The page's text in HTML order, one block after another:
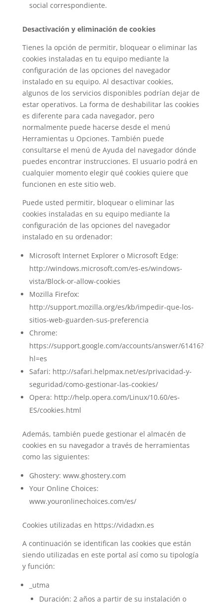
social correspondiente.
Desactivación y eliminación de cookies
Tienes la opción de permitir, bloquear o eliminar las
cookies instaladas en tu equipo mediante la
configuración de las opciones del navegador
instalado en su equipo. Al desactivar cookies,
algunos de los servicios disponibles podrían dejar de
estar operativos. La forma de deshabilitar las cookies
es diferente para cada navegador, pero
normalmente puede hacerse desde el menú
Herramientas u Opciones. También puede
consultarse el menú de Ayuda del navegador dónde
puedes encontrar instrucciones. El usuario podrá en
cualquier momento elegir qué cookies quiere que
funcionen en este sitio web.
Puede usted permitir, bloquear o eliminar las
cookies instaladas en su equipo mediante la
configuración de las opciones del navegador
instalado en su ordenador:
Microsoft Internet Explorer o Microsoft Edge:
http://windows.microsoft.com/es-es/windows-
vista/Block-or-allow-cookies
Mozilla Firefox:
http://support.mozilla.org/es/kb/impedir-que-los-
sitios-web-guarden-sus-preferencia
Chrome:
https://support.google.com/accounts/answer/61416?
hl=es
Safari: http://safari.helpmax.net/es/privacidad-y-
seguridad/como-gestionar-las-cookies/
Opera: http://help.opera.com/Linux/10.60/es-
ES/cookies.html
Además, también puede gestionar el almacén de
cookies en su navegador a través de herramientas
como las siguientes:
Ghostery: www.ghostery.com
Your Online Choices:
www.youronlinechoices.com/es/
Cookies utilizadas en https://vidadxn.es
A continuación se identifican las cookies que están
siendo utilizadas en este portal así como su tipología
y función:
_utma
Duración: 2 años a partir de su instalación o